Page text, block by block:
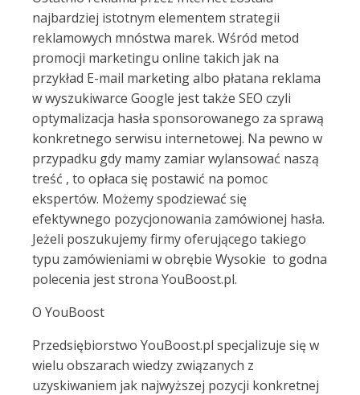
najbardziej istotnym elementem strategii
reklamowych mnóstwa marek. Wśród metod
promocji marketingu online takich jak na
przykład E-mail marketing albo płatana reklama
w wyszukiwarce Google jest także SEO czyli
optymalizacja hasła sponsorowanego za sprawą
konkretnego serwisu internetowej. Na pewno w
przypadku gdy mamy zamiar wylansować naszą
treść , to opłaca się postawić na pomoc
ekspertów. Możemy spodziewać się
efektywnego pozycjonowania zamówionej hasła.
Jeżeli poszukujemy firmy oferującego takiego
typu zamówieniami w obrębie Wysokie to godna
polecenia jest strona YouBoost.pl.
O YouBoost
Przedsiębiorstwo YouBoost.pl specjalizuje się w
wielu obszarach wiedzy związanych z
uzyskiwaniem jak najwyższej pozycji konkretnej